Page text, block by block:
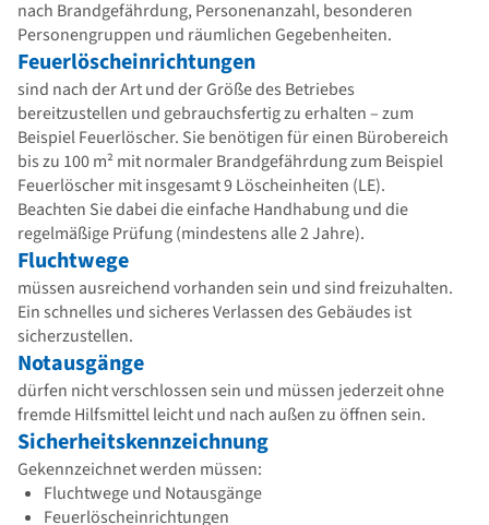
nach Brandgefährdung, Personenanzahl, besonderen
Personengruppen und räumlichen Gegebenheiten.
Feuerlöscheinrichtungen
sind nach der Art und der Größe des Betriebes
bereitzustellen und gebrauchsfertig zu erhalten – zum
Beispiel Feuerlöscher. Sie benötigen für einen Bürobereich
bis zu 100 m² mit normaler Brandgefährdung zum Beispiel
Feuerlöscher mit insgesamt 9 Löscheinheiten (LE).
Beachten Sie dabei die einfache Handhabung und die
regelmäßige Prüfung (mindestens alle 2 Jahre).
Fluchtwege
müssen ausreichend vorhanden sein und sind freizuhalten.
Ein schnelles und sicheres Verlassen des Gebäudes ist
sicherzustellen.
Notausgänge
dürfen nicht verschlossen sein und müssen jederzeit ohne
fremde Hilfsmittel leicht und nach außen zu öffnen sein.
Sicherheitskennzeichnung
Gekennzeichnet werden müssen:
Fluchtwege und Notausgänge
Feuerlöscheinrichtungen